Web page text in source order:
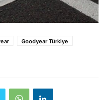
Goodyear Türkiye